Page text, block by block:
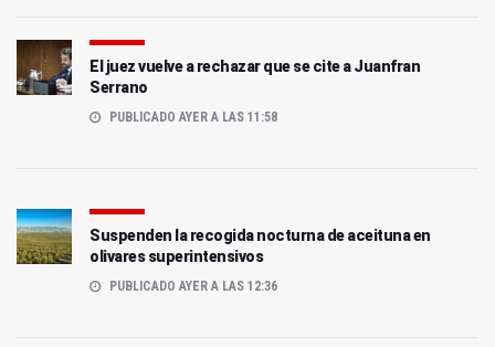
El juez vuelve a rechazar que se cite a Juanfran
Serrano
PUBLICADO AYER A LAS 11:58
Suspenden la recogida nocturna de aceituna en
olivares superintensivos
PUBLICADO AYER A LAS 12:36